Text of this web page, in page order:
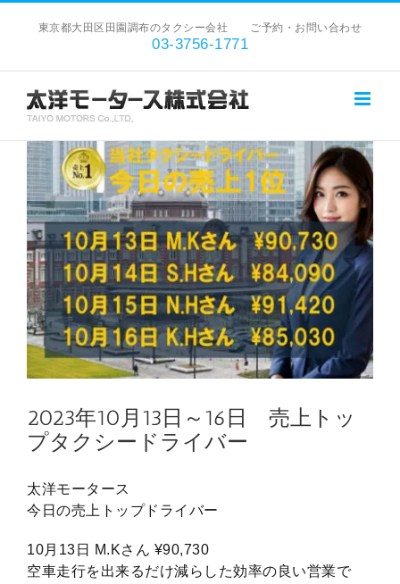
東京都大田区田園調布のタクシー会社 ご予約・お問い合わせ
03-3756-1771
View
Larger
Image
2023年10月13日～16日 売上トッ
プタクシードライバー
太洋モータース
今日の売上トップドライバー
10月13日 M.Kさん ¥90,730
空車走行を出来るだけ減らした効率の良い営業で